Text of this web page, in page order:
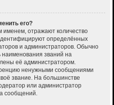
его?
отражают количество
определённых
и администраторов. Обычно
званий на
её администратором.
ненужными сообщениями
звание. На большинстве
или администратор
сообщений.